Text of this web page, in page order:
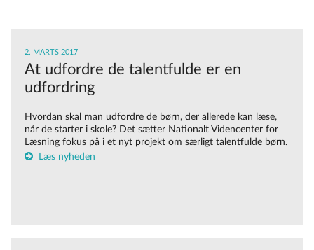
2. MARTS 2017
At udfordre de talentfulde er en
udfordring
Hvordan skal man udfordre de børn, der allerede kan læse,
når de starter i skole? Det sætter Nationalt Videncenter for
Læsning fokus på i et nyt projekt om særligt talentfulde børn.
Læs nyheden